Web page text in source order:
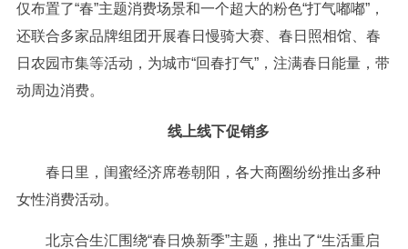
仅布置了“春”主题消费场景和一个超大的粉色“打气嘟嘟”，
还联合多家品牌组团开展春日慢骑大赛、春日照相馆、春
日农园市集等活动，为城市“回春打气”，注满春日能量，带
动周边消费。
线上线下促销多
春日里，闺蜜经济席卷朝阳，各大商圈纷纷推出多种
女性消费活动。
北京合生汇围绕“春日焕新季”主题，推出了“生活重启